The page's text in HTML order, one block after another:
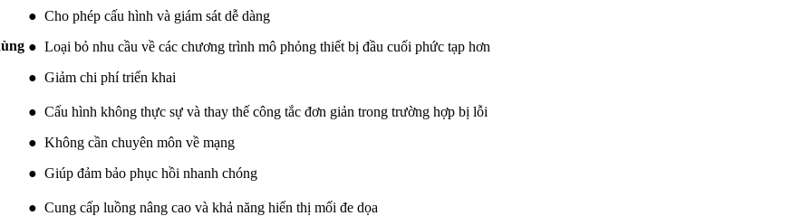
● Cho phép cấu hình và giám sát dễ dàng
● Loại bỏ nhu cầu về các chương trình mô phỏng thiết bị đầu cuối phức tạp hơn
● Giảm chi phí triển khai
● Cấu hình không thực sự và thay thế công tắc đơn giản trong trường hợp bị lỗi
● Không cần chuyên môn về mạng
● Giúp đảm bảo phục hồi nhanh chóng
● Cung cấp luồng nâng cao và khả năng hiển thị mối đe dọa